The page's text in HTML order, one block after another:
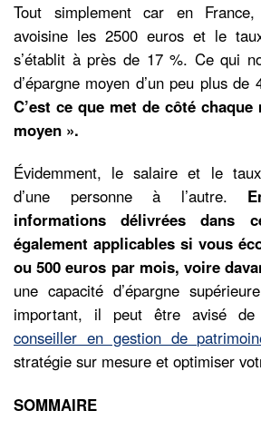
Tout simplement car en
avoisine les 2500 euros et le
s’établit à près de 17 %. Ce qui
d’épargne moyen d’un peu plus
C’est ce que met de côté
moyen ».
Évidemment, le salaire et le
d’une personne à l’autre.
informations délivrées dans
également applicables si vous
ou 500 euros par mois, voire
une capacité d’épargne
important, il peut être avisé
conseiller en gestion de
stratégie sur mesure et optimiser
SOMMAIRE